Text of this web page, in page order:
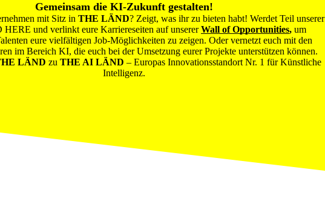
Gemeinsam die KI-Zukunft gestalten!
mit Sitz in THE LÄND? Zeigt, was ihr zu bieten habt! Werdet Teil unserer
und verlinkt eure Karriereseiten auf unsererWall of Opportunities, um
eure vielfältigen Job-Möglichkeiten zu zeigen. Oder vernetzt euch mit den
im Bereich KI, die euch bei der Umsetzung eurer Projekte unterstützen können.
LÄND zu THE AI LÄND – Europas Innovationsstandort Nr. 1 für Künstliche
Intelligenz.